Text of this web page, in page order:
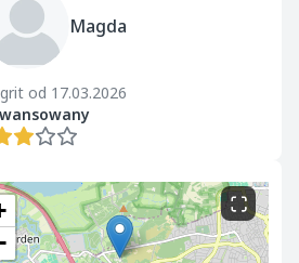
Magda
od 17.03.2026